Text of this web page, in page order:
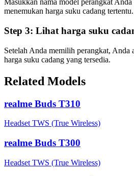
Masukkan nama model perangkat
menemukan harga suku cadang tertentu.
Step 3: Lihat harga suku
Setelah Anda memilih perangkat, Anda
harga suku cadang yang tersedia.
Related Models
realme Buds T310
Headset TWS (True Wireless)
realme Buds T300
Headset TWS (True Wireless)